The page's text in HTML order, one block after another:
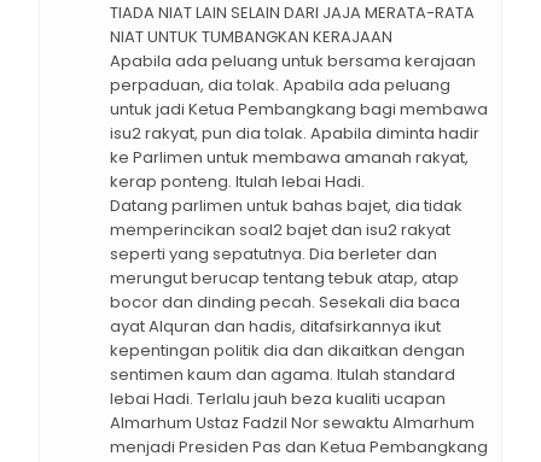
TIADA NIAT LAIN SELAIN DARI JAJA MERATA-RATA
NIAT UNTUK TUMBANGKAN KERAJAAN
Apabila ada peluang untuk bersama kerajaan
perpaduan, dia tolak. Apabila ada peluang
untuk jadi Ketua Pembangkang bagi membawa
isu2 rakyat, pun dia tolak. Apabila diminta hadir
ke Parlimen untuk membawa amanah rakyat,
kerap ponteng. Itulah lebai Hadi.
Datang parlimen untuk bahas bajet, dia tidak
memperincikan soal2 bajet dan isu2 rakyat
seperti yang sepatutnya. Dia berleter dan
merungut berucap tentang tebuk atap, atap
bocor dan dinding pecah. Sesekali dia baca
ayat Alquran dan hadis, ditafsirkannya ikut
kepentingan politik dia dan dikaitkan dengan
sentimen kaum dan agama. Itulah standard
lebai Hadi. Terlalu jauh beza kualiti ucapan
Almarhum Ustaz Fadzil Nor sewaktu Almarhum
menjadi Presiden Pas dan Ketua Pembangkang